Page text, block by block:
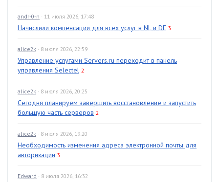
andr-0-n · 11 июля 2026, 17:48
Начислили компенсации для всех услуг в NL и DE 3
alice2k · 8 июля 2026, 22:59
Управление услугами Servers.ru переходит в панель
управления Selectel 2
alice2k · 8 июля 2026, 20:25
Сегодня планируем завершить восстановление и запустить
большую часть серверов 2
alice2k · 8 июля 2026, 19:20
Необходимость изменения адреса электронной почты для
авторизации 3
Edward · 8 июля 2026, 16:32